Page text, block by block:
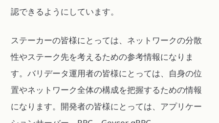
認できるようにしています。
ステーカーの皆様にとっては、ネットワークの分散
性やステーク先を考えるための参考情報になりま
す。バリデータ運用者の皆様にとっては、自身の位
置やネットワーク全体の構成を把握するための情報
になります。開発者の皆様にとっては、アプリケー